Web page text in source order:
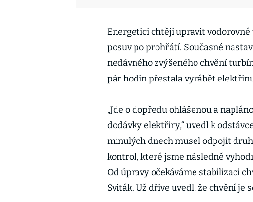
Energetici chtějí upravit
posuv po prohřátí. Současné
nedávného zvýšeného chvění
pár hodin přestala vyrábět
„Jde o dopředu ohlášenou a
dodávky elektřiny,“ uvedl k
minulých dnech musel odpojit
kontrol, které jsme následně
Od úpravy očekáváme stabilizaci
Sviták. Už dříve uvedl, že chvění je